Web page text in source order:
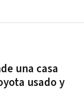
una casa
usado y